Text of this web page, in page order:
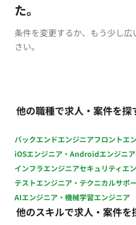
た。
条件を変更するか、もう少し
さい。
他の職種で求人・案件を探
バックエンドエンジニアフロントエ
iOSエンジニア・Androidエンジニア
インフラエンジニアセキュリティエ
テストエンジニア・テクニカルサポ
AIエンジニア・機械学習エンジニア
他のスキルで求人・案件を